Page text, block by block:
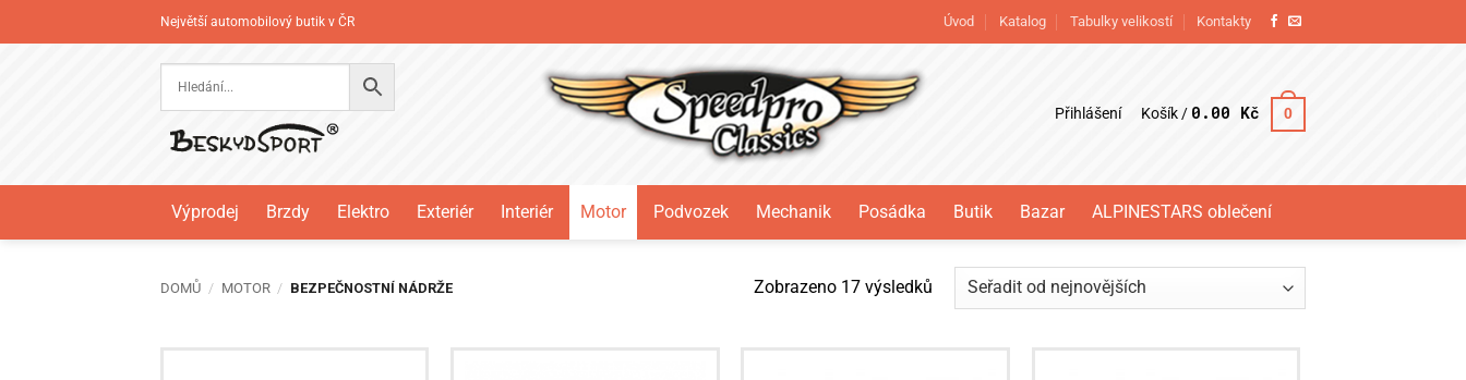
na
Největší automobilový butik v ČR Úvod Katalog Tabulky velikostí Kontakty
Přihlášení Košík / 0.00 Kč 0
Výprodej Brzdy Elektro Exteriér Interiér Motor Podvozek Mechanik Posádka Butik Bazar ALPINESTARS oblečení
DOMŮ / MOTOR / BEZPEČNOSTNÍ NÁDRŽE Zobrazeno 17 výsledkůSeřazeno